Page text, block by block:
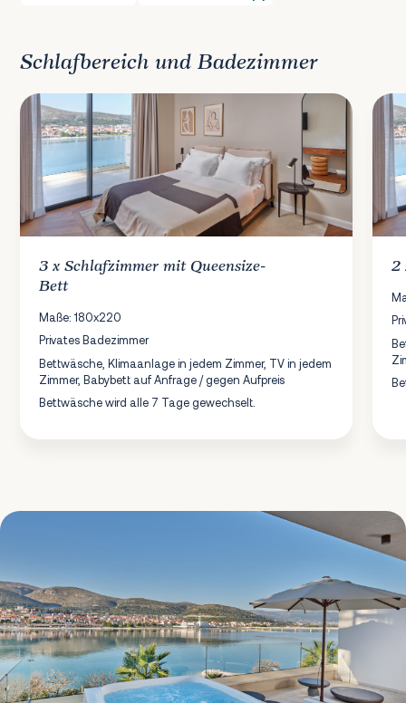
Schlafbereich und Badezimmer
3 xSchlafzimmer mit Queensize-
Bett
Maße: 180x220
Privates Badezimmer
Bettwäsche, Klimaanlage in jedem Zimmer, TV in jedem
Zimmer, Babybett auf Anfrage / gegen Aufpreis
Bettwäsche wird alle 7 Tage gewechselt.
2